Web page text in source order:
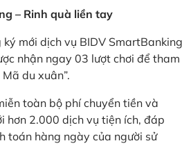
– Rinh quà liền tay
mới dịch vụ BIDV SmartBanking
nhận ngay 03 lượt chơi để tham
du xuân”.
toàn bộ phí chuyển tiền và
hơn 2.000 dịch vụ tiện ích, đáp
toán hàng ngày của người sử